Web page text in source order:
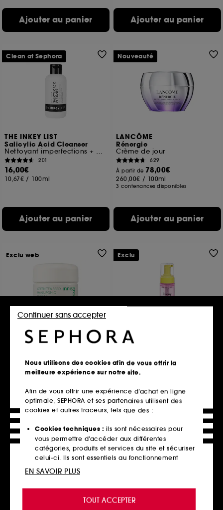
Ajouter au panier Ajouter au panier
THE INKEY LIST
Salicylic Acid Cleanser
Nettoyant imperfections + pores à l'acide salicylique
201
16,00€
10,67€ / 100ml
Ajouter au panier
Clean at Sephora
LANCÔME
Rénergie
Crème de jour
629
À partir de 78,00€
260,00€ / 100ml
3 contenances disponibles
Ajouter au panier
Nouveauté
INNISFREE
Crème Acide Hyaluronique
769
29,90€
Ajouter au panier
Exclu web
SEPHORA COLLECTION
Huile-en-mousse de douche
102
10,99€
3 contenances disponibles
Ajouter au panier
Exclu
Hot on social
Nous utilisons des cookies afin de vous offrir la
meilleure expérience sur notre site.
Afin de vous offrir une expérience d’achat en ligne
optimale, SEPHORA et ses partenaires utilisent des
cookies et autres traceurs, tels que des :
Cookies techniques : ils sont nécessaires pour
vous permettre d’accéder aux différentes
catégories, produits et services du site et sécuriser
celui-ci. Ils sont essentiels au fonctionnement
technique du site et ne peuvent être désactivés.
de vous offrir une expérience enrichie et
personnalisée en vous recommandant des
TOUT ACCEPTER
Continuer sans accepter
EN SAVOIR PLUS